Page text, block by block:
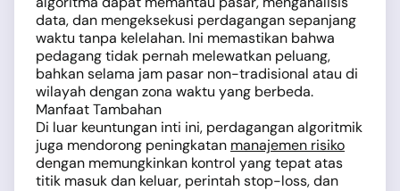
data, dan mengeksekusi perdagangan sepanjang
waktu tanpa kelelahan. Ini memastikan bahwa
pedagang tidak pernah melewatkan peluang,
bahkan selama jam pasar non-tradisional atau di
wilayah dengan zona waktu yang berbeda.
Manfaat Tambahan
Di luar keuntungan inti ini, perdagangan algoritmik
juga mendorong peningkatan manajemen risiko
dengan memungkinkan kontrol yang tepat atas
titik masuk dan keluar, perintah stop-loss, dan